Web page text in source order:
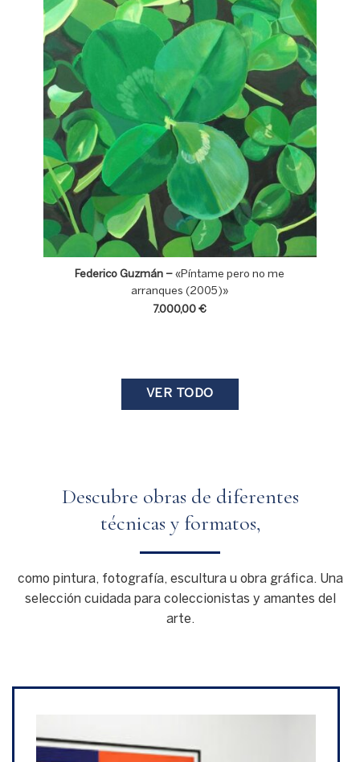
Federico Guzmán – «Píntame pero no me
arranques (2005)»
7.000,00 €
VER TODO
Descubre obras de diferentes
técnicas y formatos,
como pintura, fotografía, escultura u obra gráfica. Una
selección cuidada para coleccionistas y amantes del
arte.